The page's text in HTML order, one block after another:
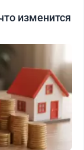
изменится